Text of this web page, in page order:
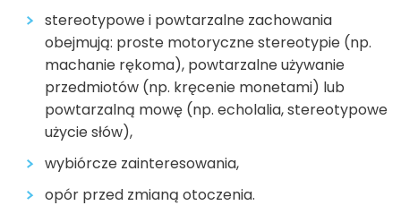
stereotypowe i powtarzalne zachowania
obejmują: proste motoryczne stereotypie (np.
machanie rękoma), powtarzalne używanie
przedmiotów (np. kręcenie monetami) lub
powtarzalną mowę (np. echolalia, stereotypowe
użycie słów),
wybiórcze zainteresowania,
opór przed zmianą otoczenia.